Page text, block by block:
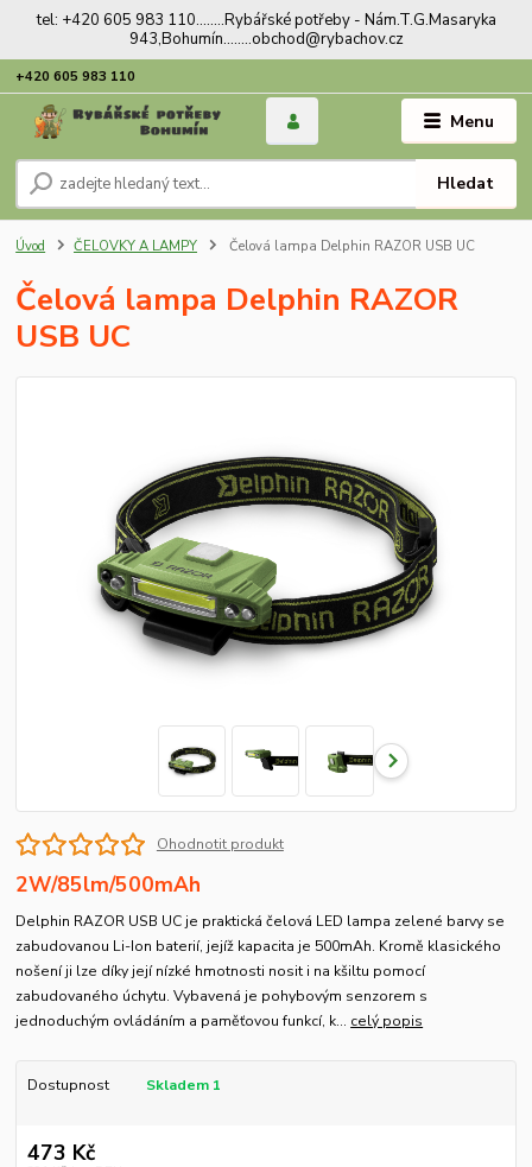
tel: +420 605 983 110........Rybářské potřeby - Nám.T.G.Masaryka
943,Bohumín........obchod@rybachov.cz
Menu
Hledat
+420 605 983 110
Úvod ČELOVKY A LAMPY Čelová lampa Delphin RAZOR USB UC
Čelová lampa Delphin RAZOR
USB UC
Ohodnotit produkt
2W/85lm/500mAh
Delphin RAZOR USB UC je praktická čelová LED lampa zelené barvy se
zabudovanou Li-Ion baterií, jejíž kapacita je 500mAh. Kromě klasického
nošení ji lze díky její nízké hmotnosti nosit i na kšiltu pomocí
zabudovaného úchytu. Vybavená je pohybovým senzorem s
jednoduchým ovládáním a paměťovou funkcí, k... celý popis
Dostupnost Skladem 1
473 Kč